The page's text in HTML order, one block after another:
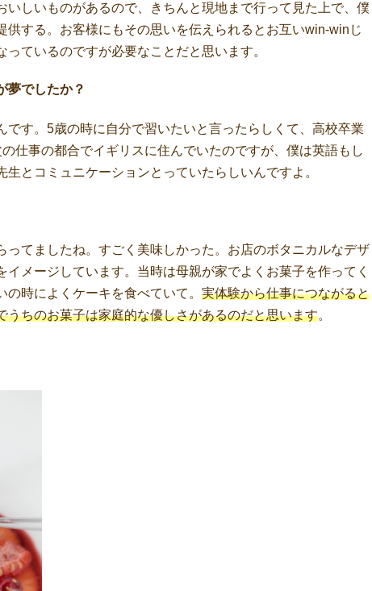
しいものがあるので、きちんと現地まで行って見た上で、僕
供する。お客様にもその思いを伝えられるとお互いwin-winじ
ているのですが必要なことだと思います。
夢でしたか？
です。5歳の時に自分で習いたいと言ったらしくて、高校卒業
仕事の都合でイギリスに住んでいたのですが、僕は英語もし
とコミュニケーションとっていたらしいんですよ。
ってましたね。すごく美味しかった。お店のボタニカルなデザ
メージしています。当時は母親が家でよくお菓子を作ってく
時によくケーキを食べていて。 実体験から仕事につながると
うちのお菓子は家庭的な優しさがあるのだと思います。